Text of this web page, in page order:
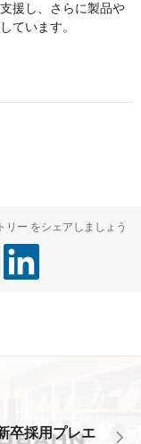
援し、さらに製品や
ています。
リー をシェアしましょう
卒採用プレエ